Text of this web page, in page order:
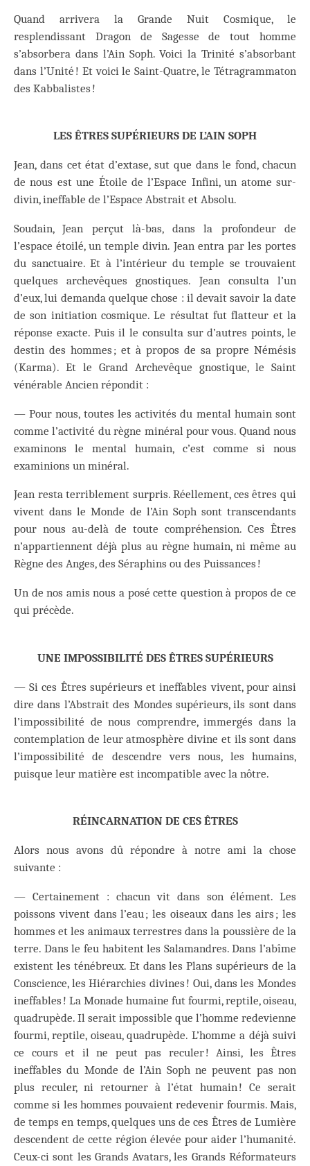
Quand arrivera la Grande Nuit Cosmique, le
resplendissant Dragon de Sagesse de tout homme
s’absorbera dans l’Ain Soph. Voici la Trinité s’absorbant
dans l’Unité ! Et voici le Saint-Quatre, le Tétragrammaton
des Kabbalistes !
LES ÊTRES SUPÉRIEURS DE L’AIN SOPH
Jean, dans cet état d’extase, sut que dans le fond, chacun
de nous est une Étoile de l’Espace Infini, un atome sur-
divin, ineffable de l’Espace Abstrait et Absolu.
Soudain, Jean perçut là-bas, dans la profondeur de
l’espace étoilé, un temple divin. Jean entra par les portes
du sanctuaire. Et à l’intérieur du temple se trouvaient
quelques archevêques gnostiques. Jean consulta l’un
d’eux, lui demanda quelque chose : il devait savoir la date
de son initiation cosmique. Le résultat fut flatteur et la
réponse exacte. Puis il le consulta sur d’autres points, le
destin des hommes ; et à propos de sa propre Némésis
(Karma). Et le Grand Archevêque gnostique, le Saint
vénérable Ancien répondit :
— Pour nous, toutes les activités du mental humain sont
comme l’activité du règne minéral pour vous. Quand nous
examinons le mental humain, c’est comme si nous
examinions un minéral.
Jean resta terriblement surpris. Réellement, ces êtres qui
vivent dans le Monde de l’Ain Soph sont transcendants
pour nous au-delà de toute compréhension. Ces Êtres
n’appartiennent déjà plus au règne humain, ni même au
Règne des Anges, des Séraphins ou des Puissances !
Un de nos amis nous a posé cette question à propos de ce
qui précède.
UNE IMPOSSIBILITÉ DES ÊTRES SUPÉRIEURS
— Si ces Êtres supérieurs et ineffables vivent, pour ainsi
dire dans l’Abstrait des Mondes supérieurs, ils sont dans
l’impossibilité de nous comprendre, immergés dans la
contemplation de leur atmosphère divine et ils sont dans
l’impossibilité de descendre vers nous, les humains,
puisque leur matière est incompatible avec la nôtre.
RÉINCARNATION DE CES ÊTRES
Alors nous avons dû répondre à notre ami la chose
suivante :
— Certainement : chacun vit dans son élément. Les
poissons vivent dans l’eau ; les oiseaux dans les airs ; les
hommes et les animaux terrestres dans la poussière de la
terre. Dans le feu habitent les Salamandres. Dans l’abîme
existent les ténébreux. Et dans les Plans supérieurs de la
Conscience, les Hiérarchies divines ! Oui, dans les Mondes
ineffables ! La Monade humaine fut fourmi, reptile, oiseau,
quadrupède. Il serait impossible que l’homme redevienne
fourmi, reptile, oiseau, quadrupède. L’homme a déjà suivi
ce cours et il ne peut pas reculer ! Ainsi, les Êtres
ineffables du Monde de l’Ain Soph ne peuvent pas non
plus reculer, ni retourner à l’état humain ! Ce serait
comme si les hommes pouvaient redevenir fourmis. Mais,
de temps en temps, quelques uns de ces Êtres de Lumière
descendent de cette région élevée pour aider l’humanité.
Ceux-ci sont les Grands Avatars, les Grands Réformateurs